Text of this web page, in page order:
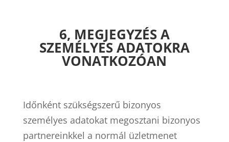
6, MEGJEGYZÉS A
SZEMÉLYES ADATOKRA
VONATKOZÓAN
Időnként szükségszerű bizonyos
személyes adatokat megosztani bizonyos
partnereinkkel a normál üzletmenet